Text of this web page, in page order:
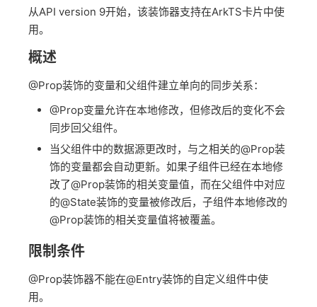
从API version 9开始，该装饰器支持在ArkTS卡片中使
用。
概述
@Prop装饰的变量和父组件建立单向的同步关系：
@Prop变量允许在本地修改，但修改后的变化不会
同步回父组件。
当父组件中的数据源更改时，与之相关的@Prop装
饰的变量都会自动更新。如果子组件已经在本地修
改了@Prop装饰的相关变量值，而在父组件中对应
的@State装饰的变量被修改后，子组件本地修改的
@Prop装饰的相关变量值将被覆盖。
限制条件
@Prop装饰器不能在@Entry装饰的自定义组件中使
用。